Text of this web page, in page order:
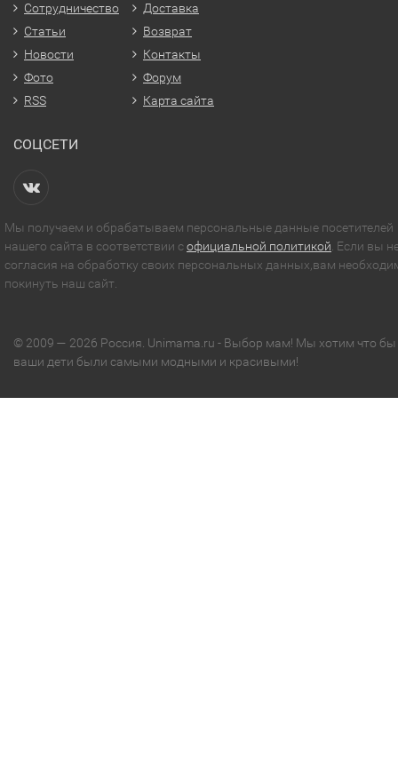
Сотрудничество
Статьи
Новости
Фото
RSS
Доставка
Возврат
Контакты
Форум
Карта сайта
СОЦСЕТИ
Мы получаем и обрабатываем персональные данные посетителей
нашего сайта в соответствии софициальной политикой . Если вы
согласия на обработку своих персональных данных,вам
покинуть наш сайт.
© 2009 — 2026 Россия. Unimama.ru - Выбор мам! Мы хотим что бы
ваши дети были самыми модными и красивыми!